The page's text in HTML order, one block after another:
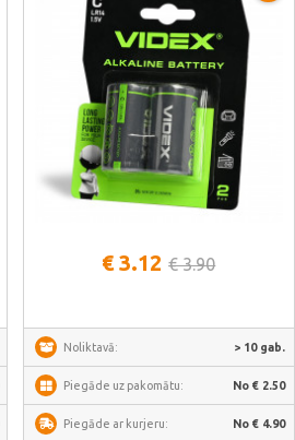
€ 3.12 € 3.90
Noliktavā: > 10 gab.
Piegāde uz pakomātu: No € 2.50
Piegāde ar kurjeru: No € 4.90